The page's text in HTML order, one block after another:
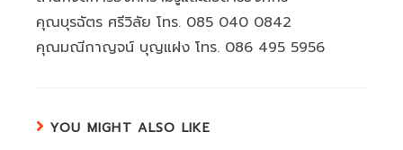
คุณบุรฉัตร ศรีวิลัย โทร. 085 040 0842
คุณมณีกาญจน์ บุญแฝง โทร. 086 495 5956
YOU MIGHT ALSO LIKE